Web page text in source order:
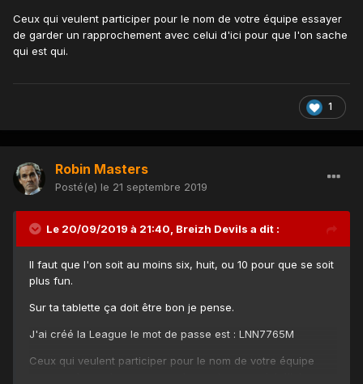
Ceux qui veulent participer pour le nom de votre équipe essayer
de garder un rapprochement avec celui d'ici pour que l'on sache
qui est qui.
1
Robin Masters
Posté(e) le 21 septembre 2019
Le 20/09/2019 à 21:40, Breizh Devils a dit :
Il faut que l'on soit au moins six, huit, ou 10 pour que se soit
plus fun.
Sur ta tablette ça doit être bon je pense.
J'ai créé la League le mot de passe est : LNN7765M
Ceux qui veulent participer pour le nom de votre équipe